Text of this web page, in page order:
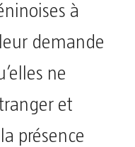
à
demande
ne
et
présence